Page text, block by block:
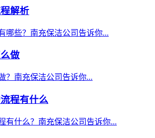
解析
哪些？南充保洁公司告诉你...
做
？南充保洁公司告诉你...
程有什么
有什么？南充保洁公司告诉你...